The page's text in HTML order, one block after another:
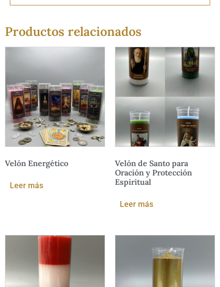
Productos relacionados
Velón Energético
Leer más
Velón de Santo para
Oración y Protección
Espiritual
Leer más